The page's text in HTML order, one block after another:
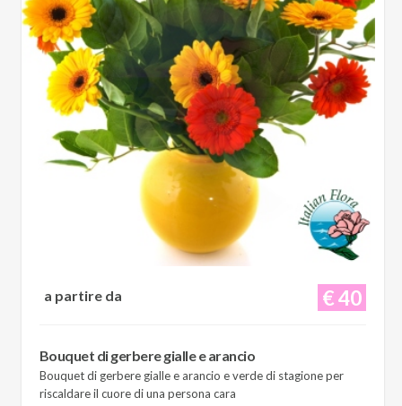
€ 40
a partire da
Bouquet di gerbere gialle e arancio
Bouquet di gerbere gialle e arancio e verde di stagione per
riscaldare il cuore di una persona cara